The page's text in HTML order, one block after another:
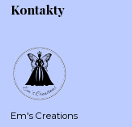
Kontakty
Em's Creations